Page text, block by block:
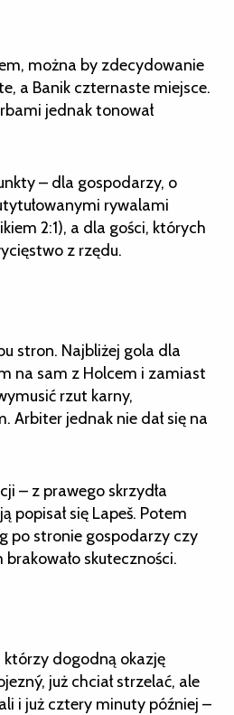
można by zdecydowanie
a Banik czternaste miejsce.
jednak tonował
– dla gospodarzy, o
rywalami
2:1), a dla gości, których
z rzędu.
stron. Najbliżej gola dla
na sam z Holcem i zamiast
rzut karny,
Arbiter jednak nie dał się na
– z prawego skrzydła
popisał się Lapeš. Potem
po stronie gospodarzy czy
skuteczności.
którzy dogodną okazję
już chciał strzelać, ale
i już cztery minuty później –